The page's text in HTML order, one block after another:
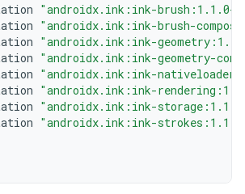
"androidx.ink:ink-brush:1.1.0-
"androidx.ink:ink-brush-
"androidx.ink:ink-
"androidx.ink:ink-geometry-
"androidx.ink:ink-
"androidx.ink:ink-
"androidx.ink:ink-
"androidx.ink:ink-